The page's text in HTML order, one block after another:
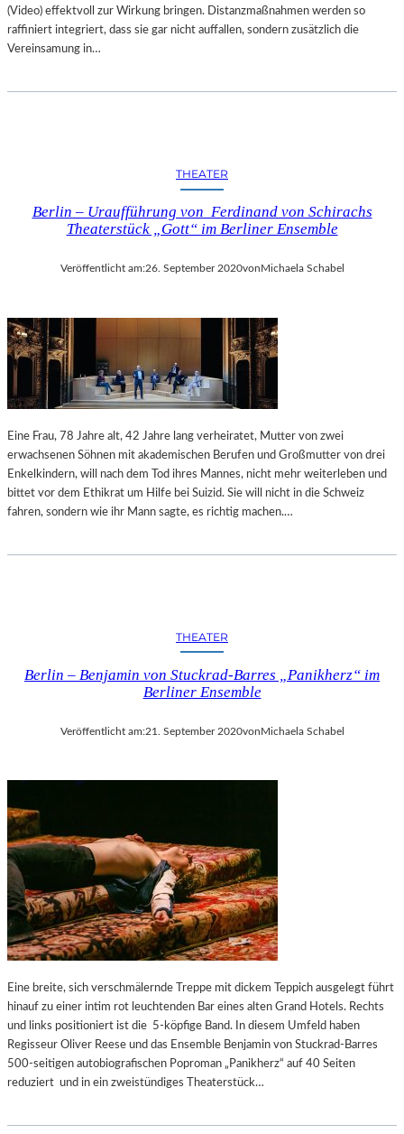
D
S
E
W
T
E
T
(Video) effektvoll zur Wirkung bringen. Distanzmaßnahmen werden so
raffiniert integriert, dass sie gar nicht auffallen, sondern zusätzlich die
Vereinsamung in…
THEATER
Berlin – Uraufführung von Ferdinand von Schirachs
Theaterstück „Gott“ im Berliner Ensemble
Veröffentlicht am:26. September 2020von Michaela Schabel
Eine Frau, 78 Jahre alt, 42 Jahre lang verheiratet, Mutter von zwei
erwachsenen Söhnen mit akademischen Berufen und Großmutter von drei
Enkelkindern, will nach dem Tod ihres Mannes, nicht mehr weiterleben und
bittet vor dem Ethikrat um Hilfe bei Suizid. Sie will nicht in die Schweiz
fahren, sondern wie ihr Mann sagte, es richtig machen.…
THEATER
Berlin – Benjamin von Stuckrad-Barres „Panikherz“ im
Berliner Ensemble
Veröffentlicht am:21. September 2020vonMichaela Schabel
Eine breite, sich verschmälernde Treppe mit dickem Teppich ausgelegt führt
hinauf zu einer intim rot leuchtenden Bar eines alten Grand Hotels. Rechts
und links positioniert ist die 5-köpfige Band. In diesem Umfeld haben
Regisseur Oliver Reese und das Ensemble Benjamin von Stuckrad-Barres
500-seitigen autobiografischen Poproman „Panikherz“ auf 40 Seiten
reduziert und in ein zweistündiges Theaterstück…